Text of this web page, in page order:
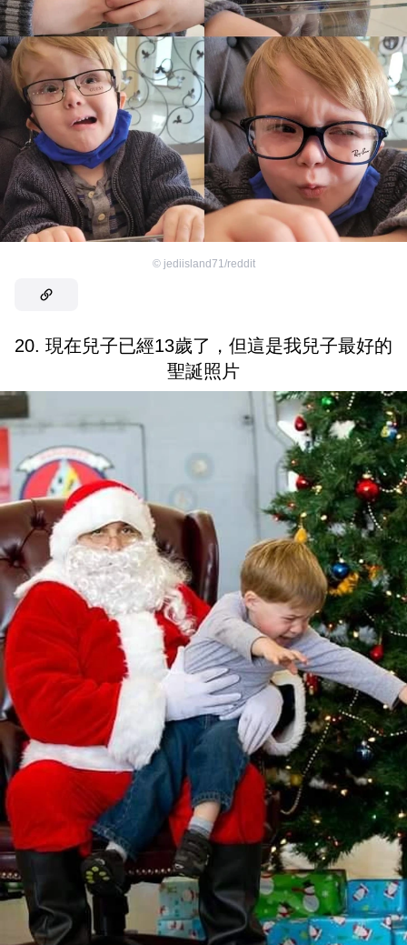
© jediisland71/reddit
20. 現在兒子已經13歲了，但這是我兒子最好的
聖誕照片